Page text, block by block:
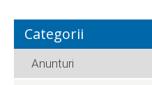
Categorii
Anunturi